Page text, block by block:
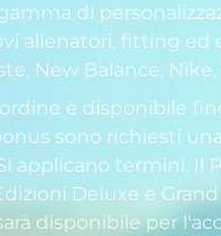
di
allenatori, fitting ed
New Balance,
è disponibile
sono richiesti
applicano termini. Il
Deluxe e
disponibile per